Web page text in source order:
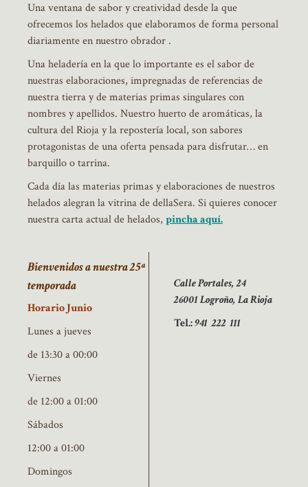
Una ventana de sabor y creatividad desde la que
ofrecemos los helados que elaboramos de forma personal
diariamente en nuestro obrador .
Una heladería en la que lo importante es el sabor de
nuestras elaboraciones, impregnadas de referencias de
nuestra tierra y de materias primas singulares con
nombres y apellidos. Nuestro huerto de aromáticas, la
cultura del Rioja y la repostería local, son sabores
protagonistas de una oferta pensada para disfrutar… en
barquillo o tarrina.
Cada día las materias primas y elaboraciones de nuestros
helados alegran la vitrina de dellaSera. Si quieres conocer
nuestra carta actual de helados, pincha aquí.
Bienvenidos a nuestra 25ª
temporada
Horario Junio
Lunes a jueves
de 13:30 a 00:00
Viernes
de 12:00 a 01:00
Sábados
12:00 a 01:00
Domingos
Calle Portales, 24
26001 Logroño, La Rioja
Tel.:941 222 111